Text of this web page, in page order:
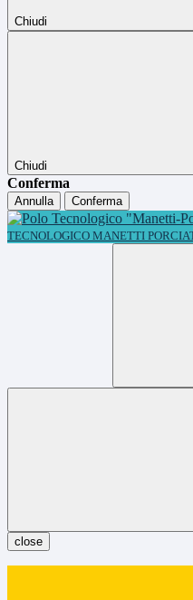
Chiudi
Chiudi
Conferma
Annulla
Conferma
TECNOLOGICO MANETTI
close